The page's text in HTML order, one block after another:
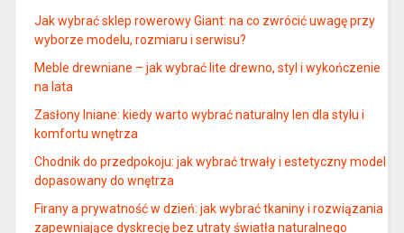
Jak wybrać sklep rowerowy Giant: na co zwrócić uwagę przy
wyborze modelu, rozmiaru i serwisu?
Meble drewniane – jak wybrać lite drewno, styl i wykończenie
na lata
Zasłony lniane: kiedy warto wybrać naturalny len dla stylu i
komfortu wnętrza
Chodnik do przedpokoju: jak wybrać trwały i estetyczny model
dopasowany do wnętrza
Firany a prywatność w dzień: jak wybrać tkaniny i rozwiązania
zapewniające dyskrecję bez utraty światła naturalnego